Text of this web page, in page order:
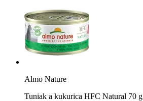
Almo Nature
Tuniak a kukurica HFC Natural 70 g